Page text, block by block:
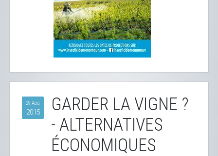
29 Aoû
2015
GARDER LA VIGNE ?
- ALTERNATIVES
ÉCONOMIQUES